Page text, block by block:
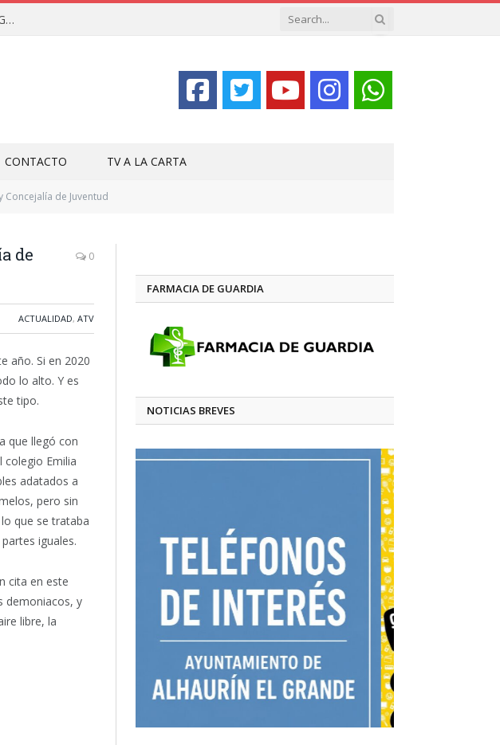
Clausuras de los campamentos de verano en Alhaurín y Villa del Guadalhorce 2026
CONTACTO TV A LA CARTA
de Juventud
de
0
ACTUALIDAD, ATV
año. Si en 2020
lo alto. Y es
tipo.
que llegó con
colegio Emilia
adatados a
pero sin
que se trataba
iguales.
cita en este
demoniacos, y
libre, la
FARMACIA DE GUARDIA
NOTICIAS BREVES